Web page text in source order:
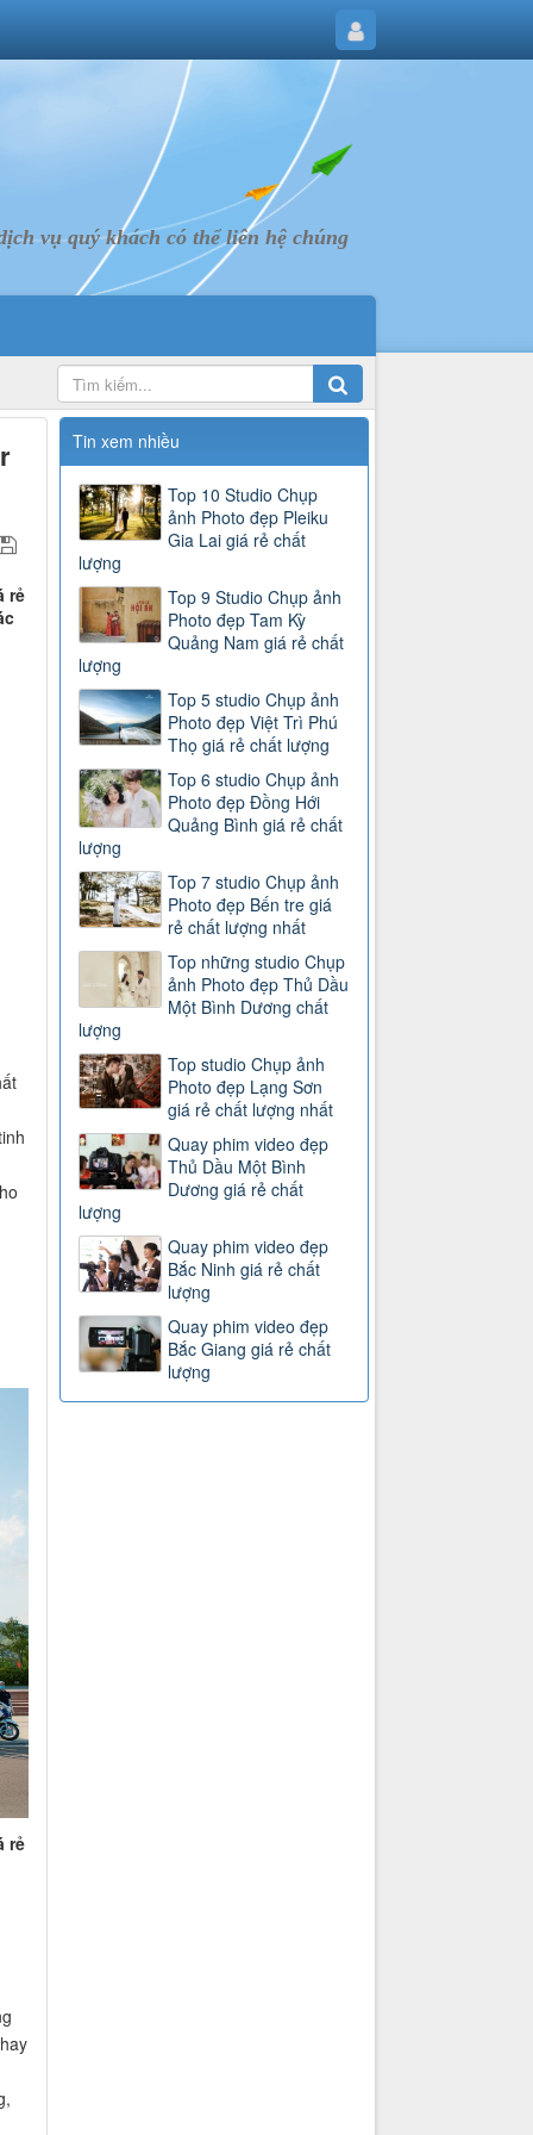
vụ quý khách có thể liên hệ chúng
rẻ
rẻ
Tin xem nhiều
Top 10 Studio Chụp
ảnh Photo đẹp Pleiku
Gia Lai giá rẻ chất
lượng
Top 9 Studio Chụp ảnh
Photo đẹp Tam Kỳ
Quảng Nam giá rẻ chất
lượng
Top 5 studio Chụp ảnh
Photo đẹp Việt Trì Phú
Thọ giá rẻ chất lượng
Top 6 studio Chụp ảnh
Photo đẹp Đồng Hới
Quảng Bình giá rẻ chất
lượng
Top 7 studio Chụp ảnh
Photo đẹp Bến tre giá
rẻ chất lượng nhất
Top những studio Chụp
ảnh Photo đẹp Thủ Dầu
Một Bình Dương chất
lượng
Top studio Chụp ảnh
Photo đẹp Lạng Sơn
giá rẻ chất lượng nhất
Quay phim video đẹp
Thủ Dầu Một Bình
Dương giá rẻ chất
lượng
Quay phim video đẹp
Bắc Ninh giá rẻ chất
lượng
Quay phim video đẹp
Bắc Giang giá rẻ chất
lượng